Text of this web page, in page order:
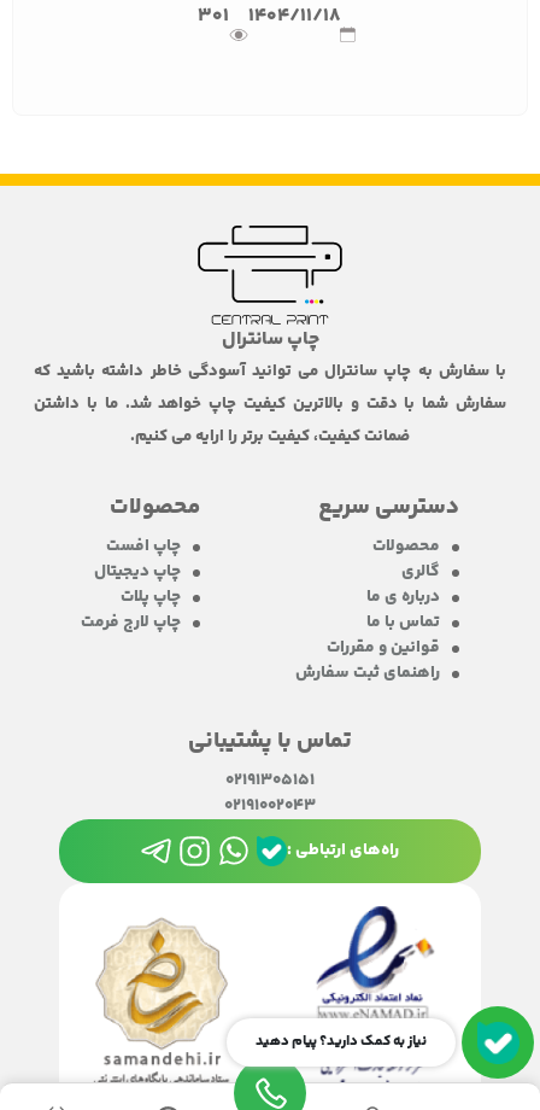
1404/11/18
301
چاپ سانترال
با سفارش به چاپ سانترال می توانید آسودگی خاطر داشته باشید که
سفارش شما با دقت و بالاترین کیفیت چاپ خواهد شد. ما با داشتن
ضمانت کیفیت، کیفیت برتر را ارایه می کنیم.
دسترسی سریع
محصولات
گالری
درباره ی ما
تماس با ما
قوانین و مقررات
راهنمای ثبت سفارش
محصولات
چاپ افست
چاپ دیجیتال
چاپ پلات
چاپ لارج فرمت
تماس با پشتیبانی
02191305151
02191002043
راه‌های ارتباطی :
نیاز به کمک دارید؟ پیام دهید